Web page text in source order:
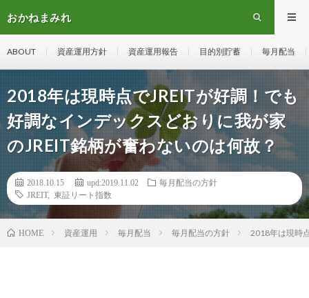
おかねまみれ
ABOUT 資産運用方針 資産運用報告 目的別貯蓄 毎月配当
2018年は現時点でJREITが好調！でも
好調なインデックスどおりに我が家
のJREIT銘柄が奮わないのは何故？
2018.10.15 upd:2019.11.02
毎月配当の方針
JREIT, 東証リート指数
HOME 資産運用 毎月配当 毎月配当の方針 2018年は現時